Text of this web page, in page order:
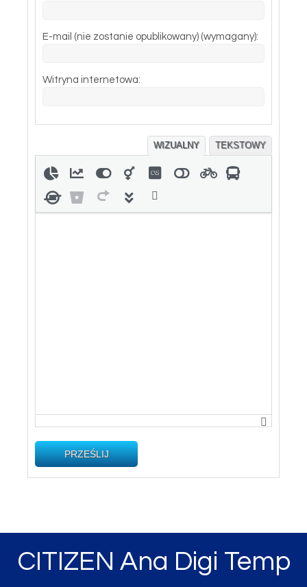
E-mail (nie zostanie opublikowany) (wymagany):
Witryna internetowa:
WIZUALNY TEKSTOWY
PRZEŚLIJ
CITIZEN Ana Digi Temp